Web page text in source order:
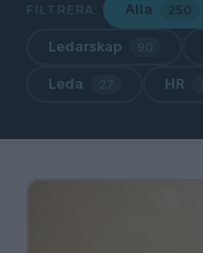
FILTRERA: Alla 250
Ledarskap
Leda HR